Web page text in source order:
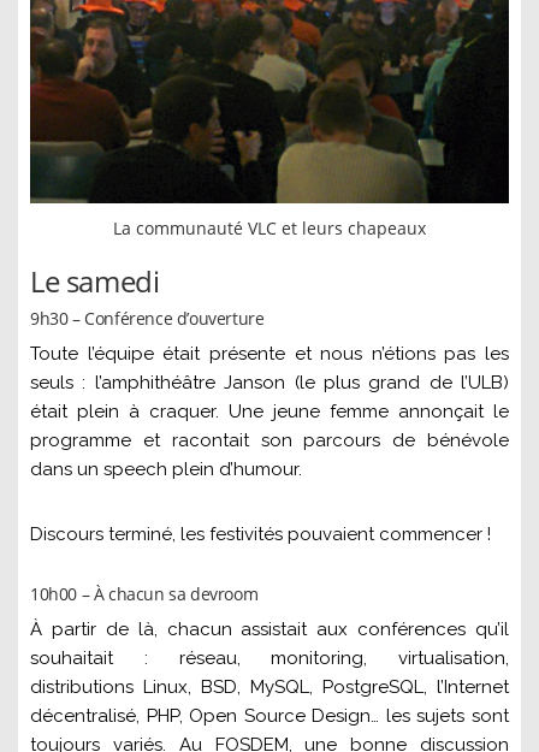
La communauté VLC et leurs chapeaux
Le samedi
9h30 – Conférence d’ouverture
Toute l’équipe était présente et nous n’étions pas les
seuls : l’amphithéâtre Janson (le plus grand de l’ULB)
était plein à craquer. Une jeune femme annonçait le
programme et racontait son parcours de bénévole
dans un speech plein d’humour.
Discours terminé, les festivités pouvaient commencer !
10h00 – À chacun sa devroom
À partir de là, chacun assistait aux conférences qu’il
souhaitait : réseau, monitoring, virtualisation,
distributions Linux, BSD, MySQL, PostgreSQL, l’Internet
décentralisé, PHP, Open Source Design… les sujets sont
toujours variés. Au FOSDEM, une bonne discussion